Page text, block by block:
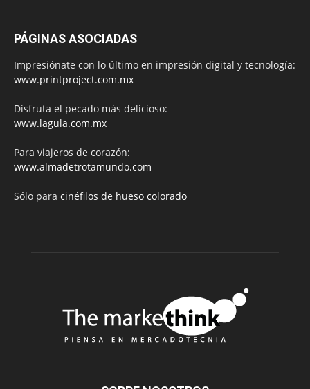
PÁGINAS ASOCIADAS
Impresiónate con lo último en impresión digital y tecnología:
www.printproject.com.mx
Disfruta el pecado más delicioso:
www.lagula.com.mx
Para viajeros de corazón:
www.almadetrotamundo.com
Sólo para cinéfilos de hueso colorado